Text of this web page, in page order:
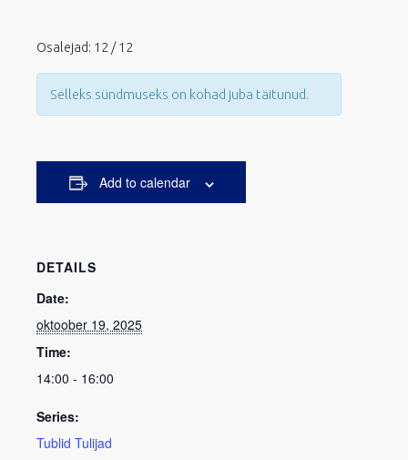
Osalejad: 12 / 12
Selleks sündmuseks on kohad juba täitunud.
Add to calendar
DETAILS
Date:
oktoober 19, 2025
Time:
14:00 - 16:00
Series:
Tublid Tulijad